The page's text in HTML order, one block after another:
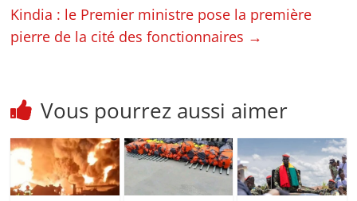
Kindia : le Premier ministre pose la première
pierre de la cité des fonctionnaires →
Vous pourrez aussi aimer